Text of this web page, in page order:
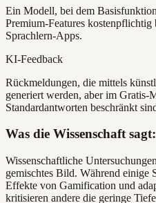
Ein Modell, bei dem
Premium-Features
Sprachlern-Apps.
KI-Feedback
Rückmeldungen, die mittels
generiert werden, aber im Gratis-
Standardantworten beschränkt
Was die Wissenschaft
Wissenschaftliche
gemischtes Bild. Während einige
Effekte von Gamification und
kritisieren andere die geringe